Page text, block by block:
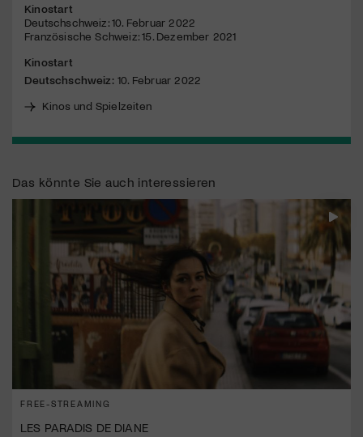
Kinostart
Deutschschweiz: 10. Februar 2022
Französische Schweiz: 15. Dezember 2021
Kinostart
Deutschschweiz:10. Februar 2022
Kinos und Spielzeiten
Das könnte Sie auch interessieren
FREE-STREAMING
LES PARADIS DE DIANE